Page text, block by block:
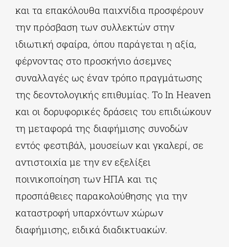
και τα επακόλουθα παιχνίδια προσφέρουν
την πρόσβαση των συλλεκτών στην
ιδιωτική σφαίρα, όπου παράγεται η αξία,
φέρνοντας στο προσκήνιο άσεμνες
συναλλαγές ως έναν τρόπο πραγμάτωσης
της δεοντολογικής επιθυμίας. Το In Heaven
και οι δορυφορικές δράσεις του επιδιώκουν
τη μεταφορά της διαφήμισης συνοδών
εντός φεστιβάλ, μουσείων και γκαλερί, σε
αντιστοιχία με την εν εξελίξει
ποινικοποίηση των ΗΠΑ και τις
προσπάθειες παρακολούθησης για την
καταστροφή υπαρχόντων χώρων
διαφήμισης, ειδικά διαδικτυακών.